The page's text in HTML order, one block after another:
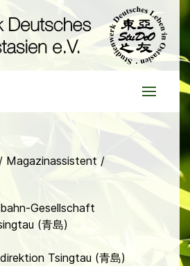
Magazinassistent /
Gesellschaft
(青島)
Tsingtau (青島)